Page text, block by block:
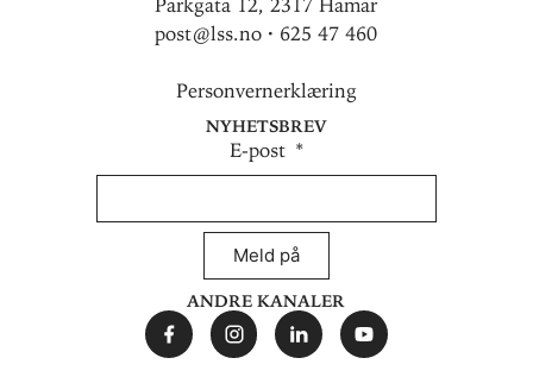
post@lss.no · 625 47 460
Personvernerklæring
Nyhetsbrev
E-post
Meld på
Andre kanaler